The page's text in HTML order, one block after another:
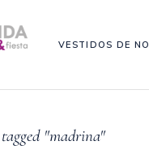
VESTIDOS DE
tagged "madrina"